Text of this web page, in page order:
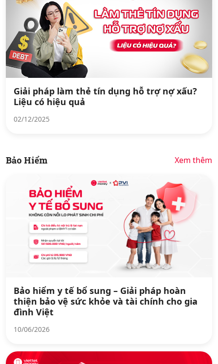
Giải pháp làm thẻ tín dụng hỗ trợ nợ xấu?
Liệu có hiệu quả
02/12/2025
Bảo Hiểm Xem thêm
Bảo hiểm y tế bổ sung – Giải pháp hoàn
thiện bảo vệ sức khỏe và tài chính cho gia
đình Việt
10/06/2026